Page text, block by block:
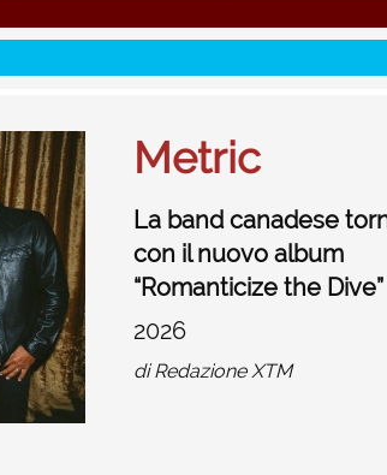
Metric
La band canadese
con il nuovo album
“Romanticize the Dive”
2026
diRedazione XTM